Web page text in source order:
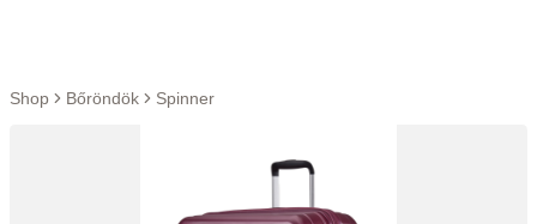
Ugrás a tartalomra
Shop Bőröndök Spinner